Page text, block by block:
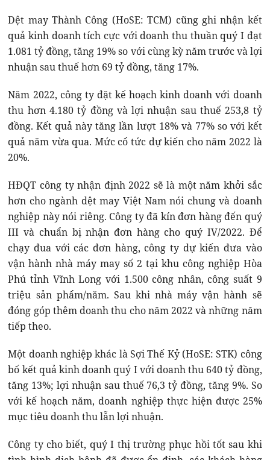
Dệt may Thành Công (HoSE: TCM) cũng ghi nhận kết
quả kinh doanh tích cực với doanh thu thuần quý I đạt
1.081 tỷ đồng, tăng 19% so với cùng kỳ năm trước và lợi
nhuận sau thuế hơn 69 tỷ đồng, tăng 17%.
Năm 2022, công ty đặt kế hoạch kinh doanh với doanh
thu hơn 4.180 tỷ đồng và lợi nhuận sau thuế 253,8 tỷ
đồng. Kết quả này tăng lần lượt 18% và 77% so với kết
quả năm vừa qua. Mức cổ tức dự kiến cho năm 2022 là
20%.
HĐQT công ty nhận định 2022 sẽ là một năm khởi sắc
hơn cho ngành dệt may Việt Nam nói chung và doanh
nghiệp này nói riêng. Công ty đã kín đơn hàng đến quý
III và chuẩn bị nhận đơn hàng cho quý IV/2022. Để
chạy đua với các đơn hàng, công ty dự kiến đưa vào
vận hành nhà máy may số 2 tại khu công nghiệp Hòa
Phú tỉnh Vĩnh Long với 1.500 công nhân, công suất 9
triệu sản phẩm/năm. Sau khi nhà máy vận hành sẽ
đóng góp thêm doanh thu cho năm 2022 và những năm
tiếp theo.
Một doanh nghiệp khác là Sợi Thế Kỷ (HoSE: STK) công
bố kết quả kinh doanh quý I với doanh thu 640 tỷ đồng,
tăng 13%; lợi nhuận sau thuế 76,3 tỷ đồng, tăng 9%. So
với kế hoạch năm, doanh nghiệp thực hiện được 25%
mục tiêu doanh thu lẫn lợi nhuận.
Công ty cho biết, quý I thị trường phục hồi tốt sau khi